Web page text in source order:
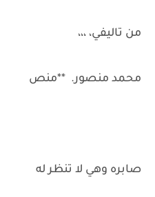
من تاليفي، ،،،
محمد منصور. **منص
صابره وهي لا تنظر له